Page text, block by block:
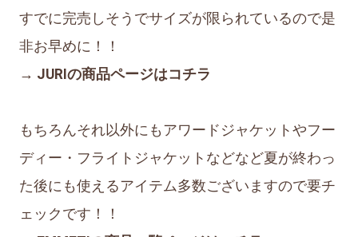
すでに完売しそうでサイズが限られているので是
非お早めに！！
→ JURIの商品ページはコチラ
もちろんそれ以外にもアワードジャケットやフー
ディー・フライトジャケットなどなど夏が終わっ
た後にも使えるアイテム多数ございますので要チ
ェックです！！